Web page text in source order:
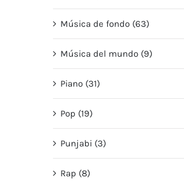
Música de fondo (63)
Música del mundo (9)
Piano (31)
Pop (19)
Punjabi (3)
Rap (8)